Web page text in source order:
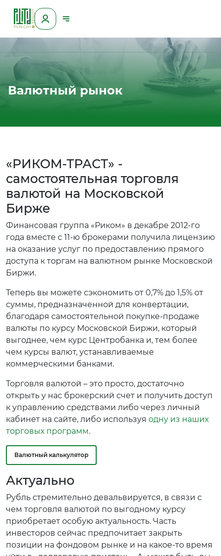
Валютный рынок
«РИКОМ-ТРАСТ» -
самостоятельная торговля
валютой на Московской
Бирже
Финансовая группа «Риком» в декабре 2012-го
года вместе с 11-ю брокерами получила лицензию
на оказание услуг по предоставлению прямого
доступа к торгам на валютном рынке Московской
Биржи.
Теперь вы можете сэкономить от 0,7% до 1,5% от
суммы, предназначенной для конвертации,
благодаря самостоятельной покупке-продаже
валюты по курсу Московской Биржи, который
выгоднее, чем курс Центробанка и, тем более
чем курсы валют, устанавливаемые
коммерческими банками.
Торговля валютой – это просто, достаточно
открыть у нас брокерский счет и получить доступ
к управлению средствами либо через личный
кабинет на сайте, либо используя одну из наших
торговых программ.
Валютный калькулятор
Актуально
Рубль стремительно девальвируется, в связи с
чем торговля валютой по выгодному курсу
приобретает особую актуальность. Часть
инвесторов сейчас предпочитает закрыть
позиции на фондовом рынке и на какое-то время